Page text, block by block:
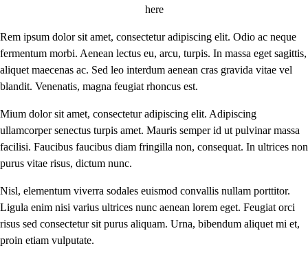
here
Rem ipsum dolor sit amet, consectetur adipiscing elit. Odio ac neque
fermentum morbi. Aenean lectus eu, arcu, turpis. In massa eget sagittis,
aliquet maecenas ac. Sed leo interdum aenean cras gravida vitae vel
blandit. Venenatis, magna feugiat rhoncus est.
Mium dolor sit amet, consectetur adipiscing elit. Adipiscing
ullamcorper senectus turpis amet. Mauris semper id ut pulvinar massa
facilisi. Faucibus faucibus diam fringilla non, consequat. In ultrices non
purus vitae risus, dictum nunc.
Nisl, elementum viverra sodales euismod convallis nullam porttitor.
Ligula enim nisi varius ultrices nunc aenean lorem eget. Feugiat orci
risus sed consectetur sit purus aliquam. Urna, bibendum aliquet mi et,
proin etiam vulputate.